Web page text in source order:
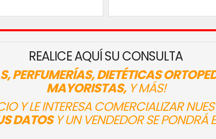
REALICE AQUÍ SU CONSULTA
PERFUMERÍAS, DIETÉTICAS
MAYORISTAS,Y MÁS!
Y LE INTERESA COMERCIALIZAR
DATOSY UN VENDEDOR SE PONDRÁ